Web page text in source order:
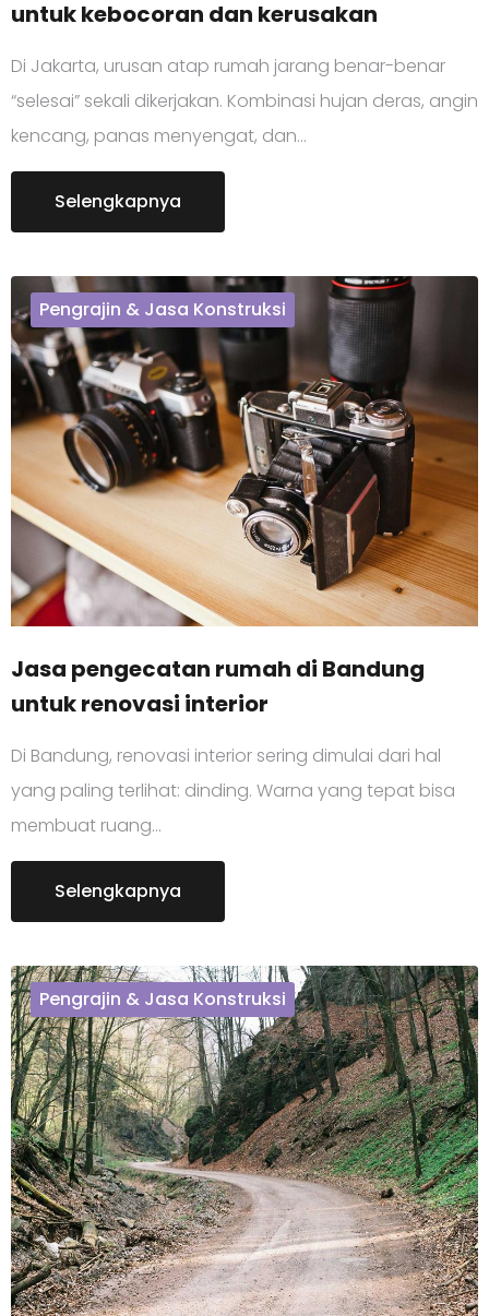
untuk kebocoran dan kerusakan
Di Jakarta, urusan atap rumah jarang benar-benar
“selesai” sekali dikerjakan. Kombinasi hujan deras, angin
kencang, panas menyengat, dan…
Selengkapnya
Pengrajin & Jasa Konstruksi
Jasa pengecatan rumah di Bandung
untuk renovasi interior
Di Bandung, renovasi interior sering dimulai dari hal
yang paling terlihat: dinding. Warna yang tepat bisa
membuat ruang…
Selengkapnya
Pengrajin & Jasa Konstruksi